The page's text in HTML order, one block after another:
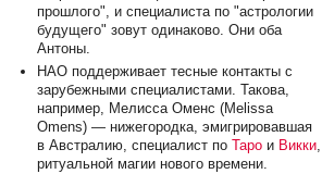
прошлого", и специалиста по "астрологии
будущего" зовут одинаково. Они оба
Антоны.
НАО поддерживает тесные контакты с
зарубежными специалистами. Такова,
например, Мелисса Оменс (Melissa
Omens) — нижегородка, эмигрировавшая
в Австралию, специалист по Тарои Викки,
ритуальной магии нового времени.